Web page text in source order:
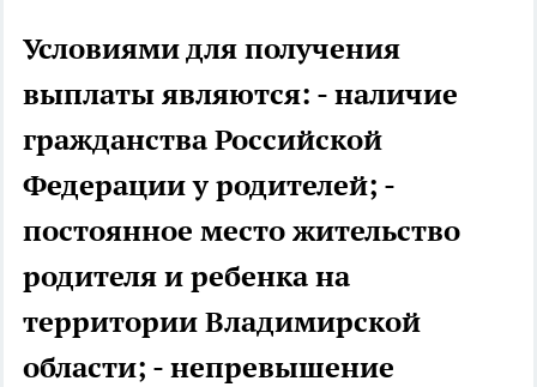
Условиями для получения
выплаты являются: - наличие
гражданства Российской
Федерации у родителей; -
постоянное место жительство
родителя и ребенка на
территории Владимирской
области; - непревышение